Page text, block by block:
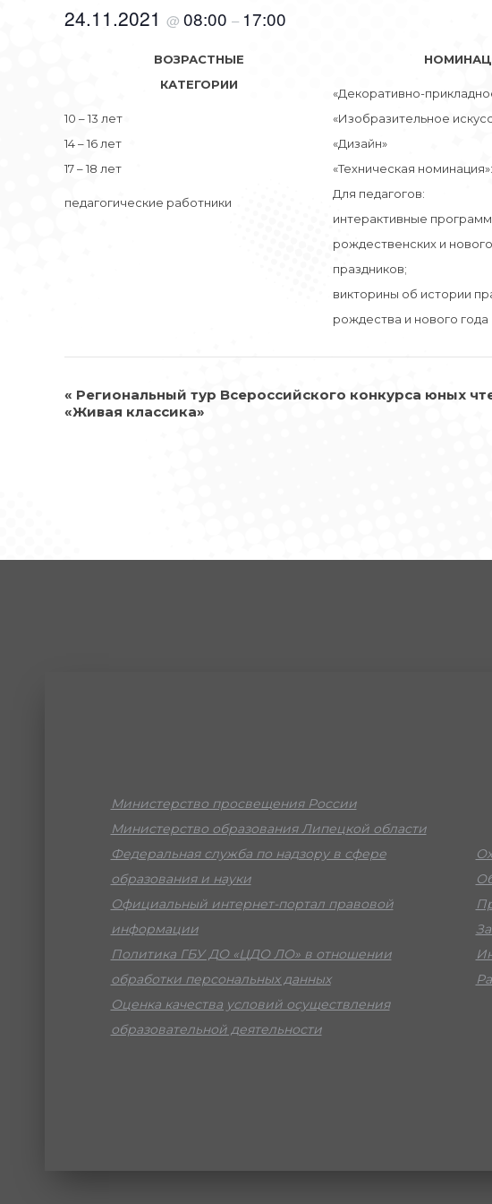
24.11.2021 @ 08:00 – 17:00
ВОЗРАСТНЫЕ
КАТЕГОРИИ
10 – 13 лет
14 – 16 лет
17 – 18 лет
педагогические работники
«Декоративно-
«Изобразительное
«Дизайн»
«Техническая номинация»:
Для педагогов:
интерактивные
рождественских и
праздников;
викторины об истории
рождества и нового года
НАВИГАЦИЯ
МЕРОПРИЯТИЕ
« Региональный тур Всероссийского конкурса юных
«Живая классика»
Министерство просвещения России
Министерство образования Липецкой области
Федеральная служба по надзору в сфере
образования и науки
Официальный интернет-портал правовой
информации
Политика ГБУ ДО «ЦДО ЛО» в отношении
обработки персональных данных
Оценка качества условий осуществления
образовательной деятельности